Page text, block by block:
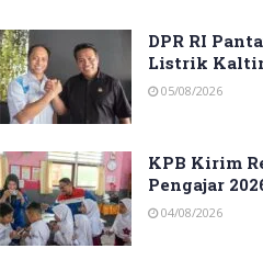
DPR RI
Listrik
05/08/2026
KPB Kirim
Pengajar
04/08/2026